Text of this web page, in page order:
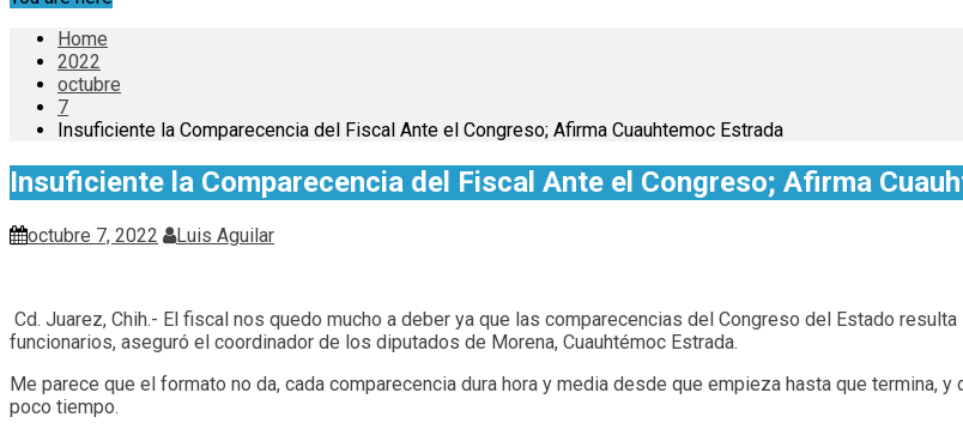
Home
2022
octubre
7
Insuficiente la Comparecencia del Fiscal Ante el Congreso; Afirma Cuauhtemoc Estrada
Insuficiente la Comparecencia del Fiscal Ante el Congreso; Afirma
octubre 7, 2022 Luis Aguilar
Cd. Juarez, Chih.- El fiscal nos quedo mucho a deber ya que las comparecencias del Congreso del Estado
funcionarios, aseguró el coordinador de los diputados de Morena, Cuauhtémoc Estrada.
Me parece que el formato no da, cada comparecencia dura hora y media desde que empieza hasta que termina,
poco tiempo.